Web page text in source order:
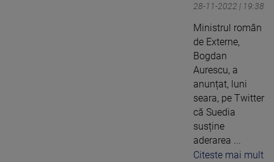
28-11-2022 | 19:38
Ministrul român
de Externe,
Bogdan
Aurescu, a
anunțat, luni
seara, pe Twitter
că Suedia
susține
aderarea ...
Citeste mai mult